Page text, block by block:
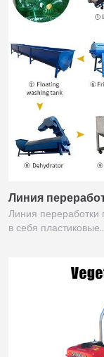
Линия
Линия переработки
в себя